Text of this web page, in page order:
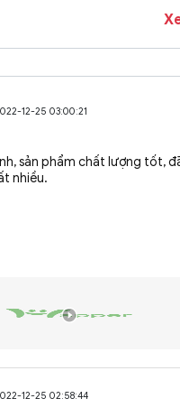
12-25 03:00:21
sản phẩm chất lượng tốt,
nhiều.
12-25 02:58:44